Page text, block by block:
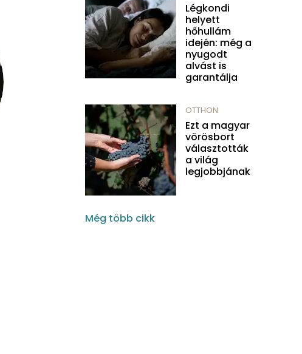
Légkondi
helyett
hőhullám
idején: még a
nyugodt
alvást is
garantálja
OTTHON
Ezt a magyar
vörösbort
választották
a világ
legjobbjának
Még több cikk